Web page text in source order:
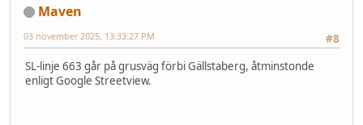
Maven
#8
03 november 2025, 13:33:27 PM
SL-linje 663 går på grusväg förbi Gällstaberg, åtminstonde
enligt Google Streetview.